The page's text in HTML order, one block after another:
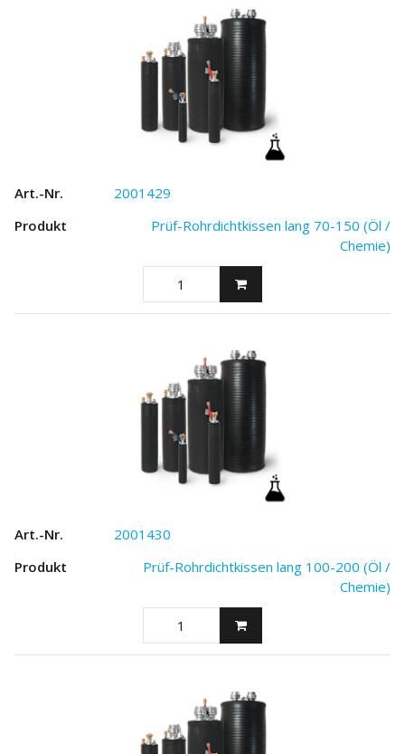
2001429
Prüf-Rohrdichtkissen lang 70-150 (Öl /
Chemie)
2001430
Prüf-Rohrdichtkissen lang 100-200 (Öl /
Chemie)